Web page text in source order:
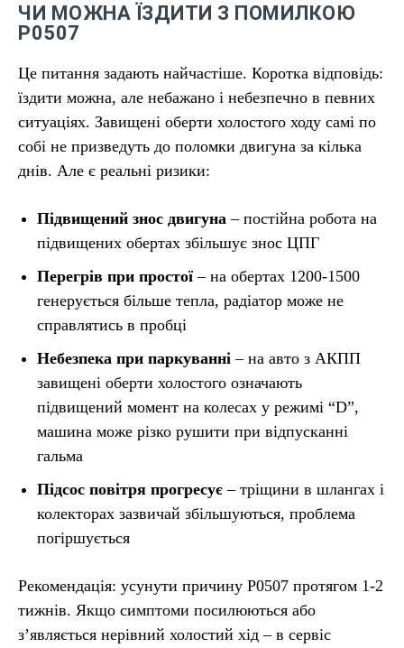
ЧИ МОЖНА ЇЗДИТИ З ПОМИЛКОЮ
P0507
Це питання задають найчастіше. Коротка відповідь:
їздити можна, але небажано і небезпечно в певних
ситуаціях. Завищені оберти холостого ходу самі по
собі не призведуть до поломки двигуна за кілька
днів. Але є реальні ризики:
Підвищений знос двигуна – постійна робота на
підвищених обертах збільшує знос ЦПГ
Перегрів при простої – на обертах 1200-1500
генерується більше тепла, радіатор може не
справлятись в пробці
Небезпека при паркуванні – на авто з АКПП
завищені оберти холостого означають
підвищений момент на колесах у режимі “D”,
машина може різко рушити при відпусканні
гальма
Підсос повітря прогресує – тріщини в шлангах і
колекторах зазвичай збільшуються, проблема
погіршується
Рекомендація: усунути причину P0507 протягом 1-2
тижнів. Якщо симптоми посилюються або
з’являється нерівний холостий хід – в сервіс